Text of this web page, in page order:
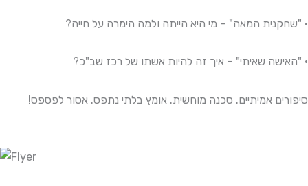
• "שחקנית המאה" – מי היא הייתה ולמה הימרה על חייה?
• "האישה שאיתי" – איך זה להיות אשתו של רכז שב"כ?
סיפורים אמיתיים. סכנה מוחשית. אומץ בלתי נתפס. אסור לפספס!